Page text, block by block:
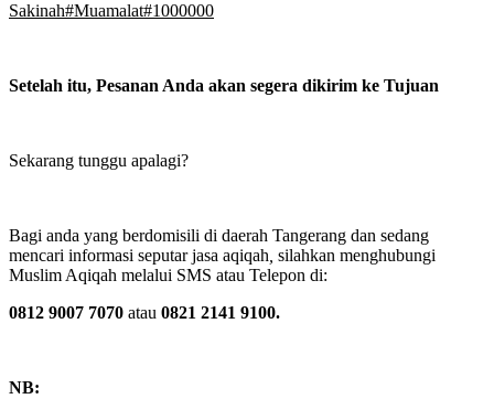
Sakinah#Muamalat#1000000
Setelah itu, Pesanan Anda akan segera dikirim ke Tujuan
Sekarang tunggu apalagi?
Bagi anda yang berdomisili di daerah Tangerang dan sedang
mencari informasi seputar jasa aqiqah, silahkan menghubungi
Muslim Aqiqah melalui SMS atau Telepon di:
0812 9007 7070 atau 0821 2141 9100.
NB: